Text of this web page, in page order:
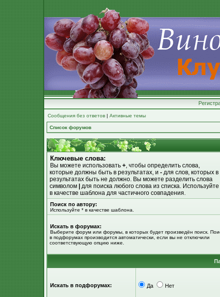
Сообщения без ответов | Активные темы
Список форумов
Ключевые слова:
Вы можете использовать +, чтобы определить слова,
которые должны быть в результатах, и - для слов, которых в
результатах быть не должно. Вы можете разделить слова
символом
для поиска любого слова из списка. Используйте
в качестве шаблона для частичного совпадения.
Поиск по автору:
Используйте * в качестве шаблона.
Искать в форумах:
Выберите форум или форумы, в которых будет произведён поиск.
в подфорумах производится автоматически, если вы не отключили
соответствующую опцию ниже.
Искать в подфорумах: Да Нет